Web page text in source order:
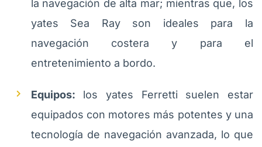
la navegación de alta mar; mientras que, los
yates Sea Ray son ideales para la
navegación costera y para el
entretenimiento a bordo.
Equipos: los yates Ferretti suelen estar
equipados con motores más potentes y una
tecnología de navegación avanzada, lo que